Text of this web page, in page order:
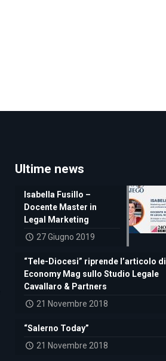
Ultime news
Isabella Fusillo –
Docente Master in
Legal Marketing
27 Giugno 2019
“Tele-Diocesi” riprende l’articolo di
Economy Mag sullo Studio Legale
Cavallaro & Partners
21 Novembre 2018
“Salerno Today”
21 Novembre 2018